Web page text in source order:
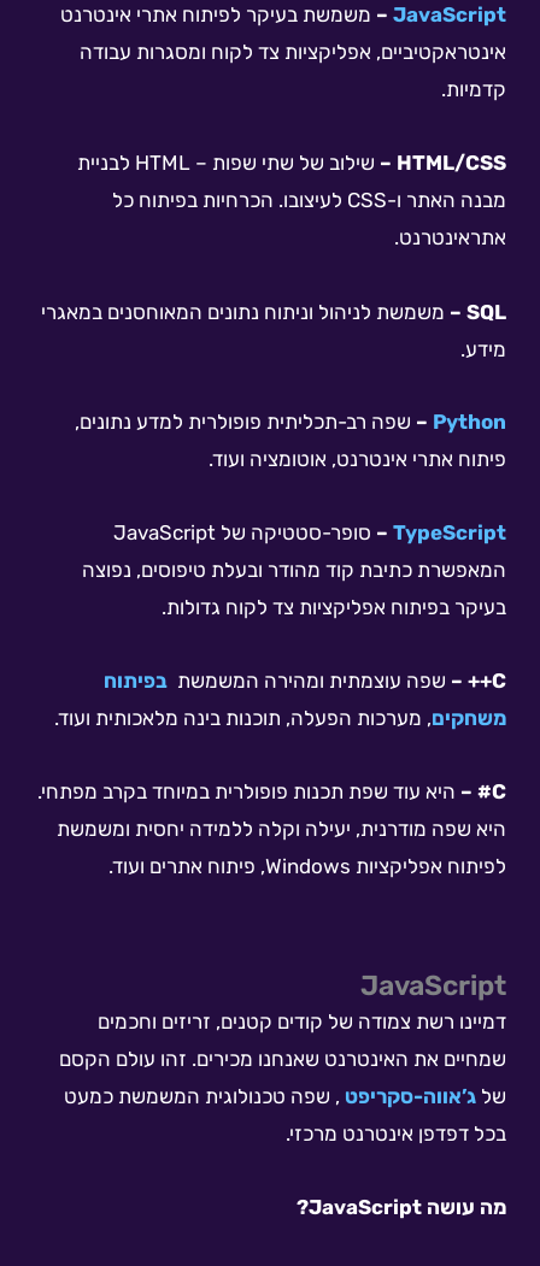
JavaScript
– משמשת בעיקר לפיתוח אתרי אינטרנט
אינטראקטיביים, אפליקציות צד לקוח ומסגרות עבודה
קדמיות.
HTML/CSS –
שילוב של שתי שפות – HTML לבניית
מבנה האתר ו-CSS לעיצובו. הכרחיות בפיתוח כל
אתראינטרנט.
SQL –
משמשת לניהול וניתוח נתונים המאוחסנים במאגרי
מידע.
Python
– שפה רב-תכליתית פופולרית למדע נתונים,
פיתוח אתרי אינטרנט, אוטומציה ועוד.
TypeScript
–
סופר-סטטיקה של JavaScript
המאפשרת כתיבת קוד מהודר ובעלת טיפוסים, נפוצה
בעיקר בפיתוח אפליקציות צד לקוח גדולות.
C++
– שפה עוצמתית ומהירה המשמשת בפיתוח
משחקים, מערכות הפעלה, תוכנות בינה מלאכותית ועוד.
C# –
היא עוד שפת תכנות פופולרית במיוחד בקרב מפתחי.
היא שפה מודרנית, יעילה וקלה ללמידה יחסית ומשמשת
לפיתוח אפליקציות Windows, פיתוח אתרים ועוד.
JavaScript
דמיינו רשת צמודה של קודים קטנים, זריזים וחכמים
שמחיים את האינטרנט שאנחנו מכירים. זהו עולם הקסם
של ג’אווה-סקריפט , שפה טכנולוגית המשמשת כמעט
בכל דפדפן אינטרנט מרכזי.
מה עושה JavaScript?